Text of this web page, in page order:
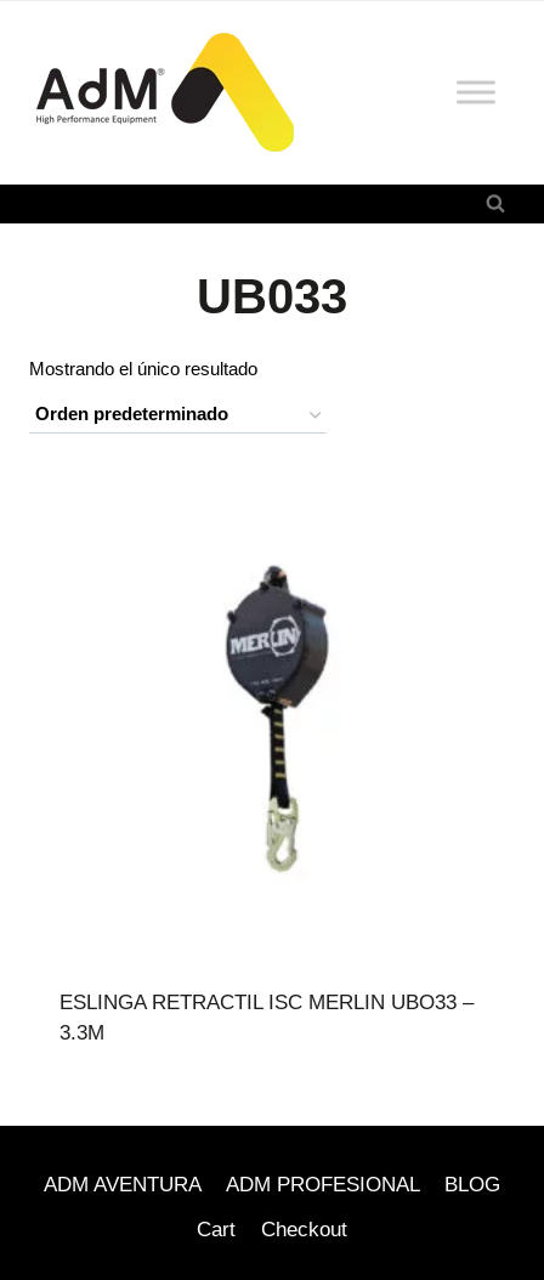
contenido
UB033
Mostrando el único resultado
ESLINGA RETRACTIL ISC MERLIN UBO33 –
3.3M
ADM AVENTURA ADM PROFESIONAL
BLOG
Cart
Checkout